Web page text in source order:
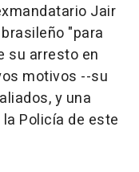
Jair
"para
su arresto en
motivos --su
y una
Policía de este